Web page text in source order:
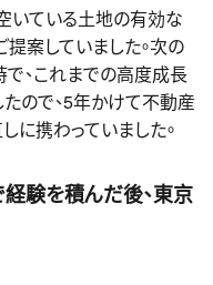
いている土地の有効な
案していました。次の
、これまでの高度成長
ので、5年かけて不動産
に携わっていました。
験を積んだ後、東京